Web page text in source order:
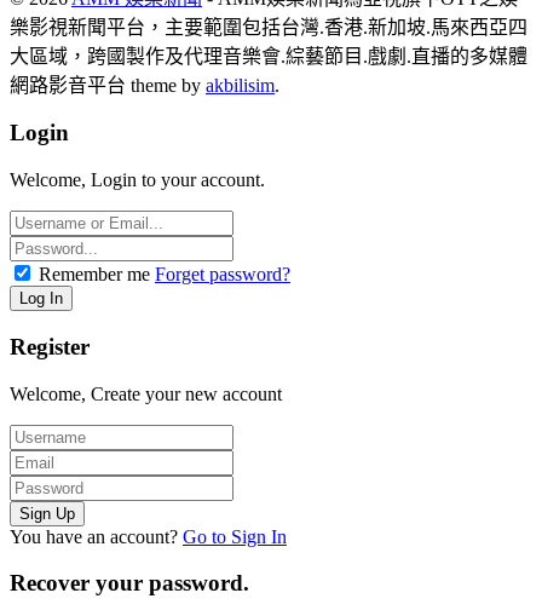
樂影視新聞平台，主要範圍包括台灣.香港.新加坡.馬來西亞四
大區域，跨國製作及代理音樂會.綜藝節目.戲劇.直播的多媒體
網路影音平台 theme by akbilisim.
Login
Welcome, Login to your account.
Remember me Forget password?
Register
Welcome, Create your new account
You have an account? Go to Sign In
Recover your password.